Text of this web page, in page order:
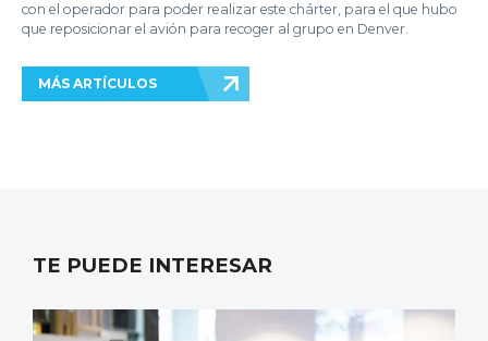
con el operador para poder realizar este chárter, para el que hubo
que reposicionar el avión para recoger al grupo en Denver.
MÁS ARTÍCULOS
TE PUEDE INTERESAR